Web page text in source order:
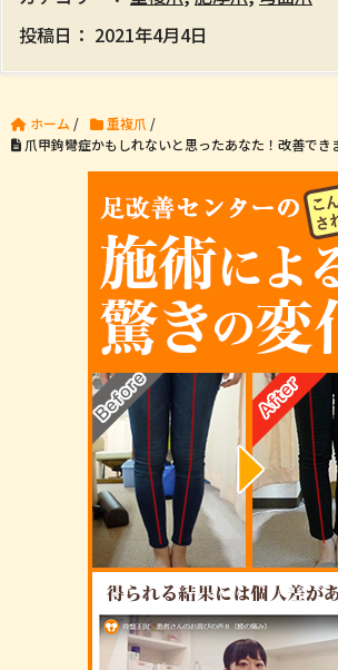
投稿日： 2021年4月4日
ホーム / 重複爪 /
爪甲鉤彎症かもしれないと思ったあなた！改善で